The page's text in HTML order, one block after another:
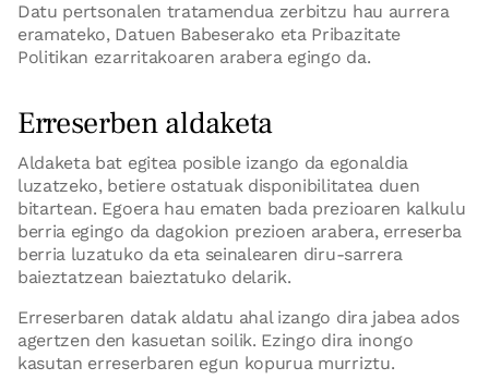
Datu pertsonalen tratamendua zerbitzu hau aurrera
eramateko, Datuen Babeserako eta Pribazitate
Politikan ezarritakoaren arabera egingo da.
Erreserben aldaketa
Aldaketa bat egitea posible izango da egonaldia
luzatzeko, betiere ostatuak disponibilitatea duen
bitartean. Egoera hau ematen bada prezioaren kalkulu
berria egingo da dagokion prezioen arabera, erreserba
berria luzatuko da eta seinalearen diru-sarrera
baieztatzean baieztatuko delarik.
Erreserbaren datak aldatu ahal izango dira jabea ados
agertzen den kasuetan soilik. Ezingo dira inongo
kasutan erreserbaren egun kopurua murriztu.